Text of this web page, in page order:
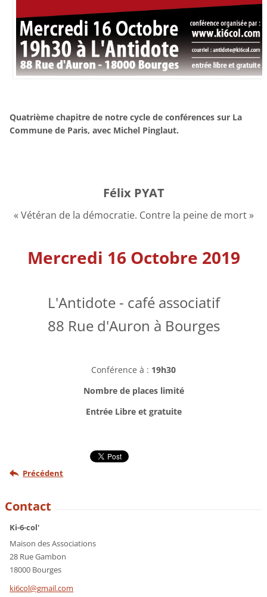
Quatrième chapitre de notre cycle de conférences sur La
Commune de Paris, avec Michel Pinglaut.
Félix PYAT
« Vétéran de la démocratie. Contre la peine de mort »
Mercredi 16 Octobre 2019
L'Antidote - café associatif
88 Rue d'Auron à Bourges
Conférence à : 19h30
Nombre de places limité
Entrée Libre et gratuite
Précédent
Contact
Ki-6-col'
Maison des Associations
28 Rue Gambon
18000 Bourges
ki6col@gmail.com